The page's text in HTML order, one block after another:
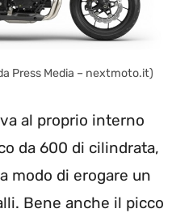
Press Media – nextmoto.it)
al proprio interno
da 600 di cilindrata,
modo di erogare un
Bene anche il picco